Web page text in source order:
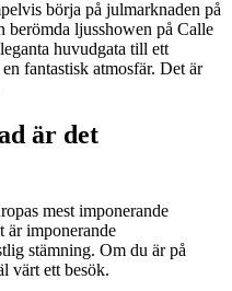
börja på julmarknaden på
berömda ljusshowen på Calle
huvudgata till ett
fantastisk atmosfär. Det är
är det
mest imponerande
är imponerande
stämning. Om du är på
värt ett besök.